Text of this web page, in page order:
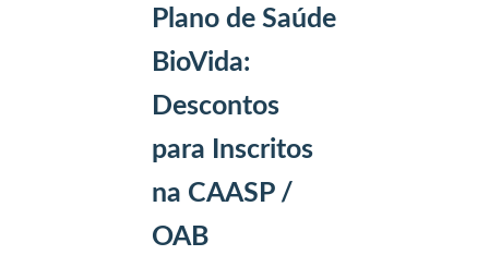
Plano de Saúde
BioVida:
Descontos
para Inscritos
na CAASP /
OAB